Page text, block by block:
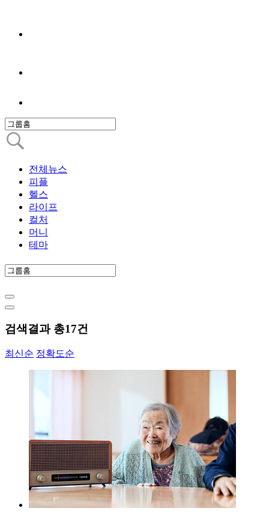
전체뉴스
피플
헬스
라이프
컬처
머니
테마
검색결과 총17건
최신순 정확도순